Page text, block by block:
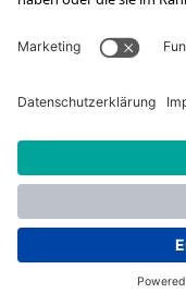
*Unverbindliche
Rotax